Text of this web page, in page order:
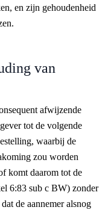
en zijn gehoudenheid
van
afwijzende
tot de volgende
waarbij de
zou worden
komt daarom tot de
6:83 sub c BW) zonder
de aannemer alsnog